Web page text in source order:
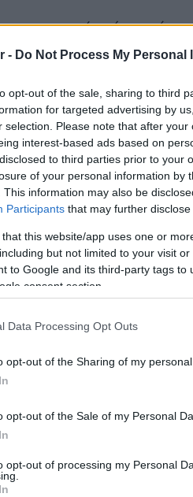
- Do Not Process My Personal
opt-out of the sale, sharing to third
for targeted advertising by
selection. Please note that after
interest-based ads based on
to third parties prior to your
of your personal information by
This information may also be
Participants that may further
that this website/app uses one or
but not limited to your visit
to Google and its third-party tags
consent section.
Data Processing Opt Outs
opt-out of the Sharing of my personal
opt-out of the Sale of my Personal
opt-out of processing my Personal
περιοχή πνέουν νότιοι
ετικέτα ενός